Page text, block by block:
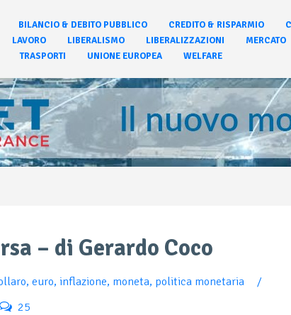
BILANCIO & DEBITO PUBBLICO CREDITO & RISPARMIO
LAVORO LIBERALISMO LIBERALIZZAZIONI MERCATO
TRASPORTI UNIONE EUROPEA WELFARE
– di Gerardo Coco
, euro, inflazione, moneta, politica monetaria
/
25